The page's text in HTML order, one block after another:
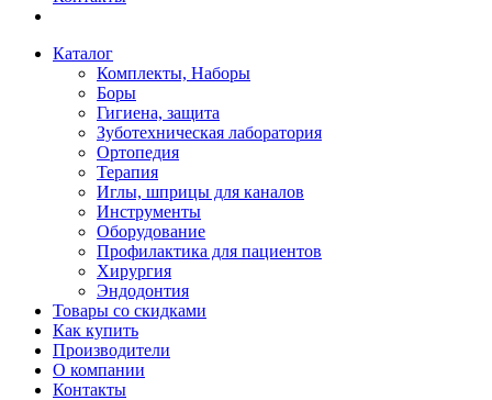
Каталог
Комплекты, Наборы
Боры
Гигиена, защита
Зуботехническая лаборатория
Ортопедия
Терапия
Иглы, шприцы для каналов
Инструменты
Оборудование
Профилактика для пациентов
Хирургия
Эндодонтия
Товары со скидками
Как купить
Производители
О компании
Контакты